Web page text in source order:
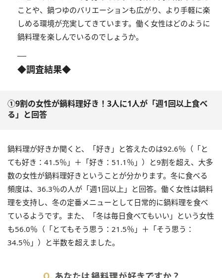
ことや、鍋つゆのバリエーションも広がり、より手軽に楽
しめる環境が充実してきています。働く女性はどのように
鍋料理を楽しんでいるのでしょうか。
◆調査結果◆
①9割の女性が鍋料理好き！3人に1人が「週1回以上食べ
る」と回答
鍋料理が好きか聞くと、「好き」と答えたのは92.6％（「と
ても好き：41.5％」＋「好き：51.1％」）と9割を超え、大多
数の女性が鍋料理好きということが分かります。冬に食べる
頻度は、36.3％の人が「週1回以上」と回答。働く女性は鍋料
理を支持し、冬の定番メニューとして日常的に鍋料理を食べ
ているようです。また、「冬は毎日食べてもいい」という女性
も56.0％（「とてもそう思う：21.5％」＋「そう思う：
34.5％」）と半数を超えました。